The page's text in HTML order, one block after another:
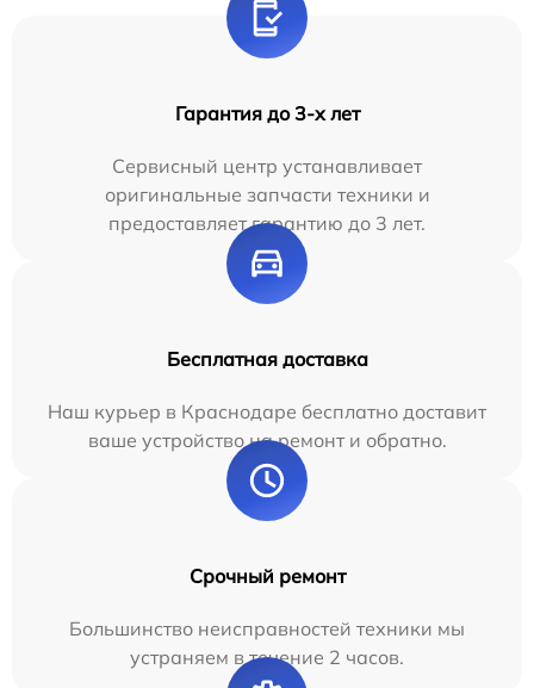
Гарантия до 3-х лет
Сервисный центр устанавливает
оригинальные запчасти техники и
предоставляет гарантию до 3 лет.
Бесплатная доставка
Наш курьер в Краснодаре бесплатно доставит
ваше устройство на ремонт и обратно.
Срочный ремонт
Большинство неисправностей техники мы
устраняем в течение 2 часов.